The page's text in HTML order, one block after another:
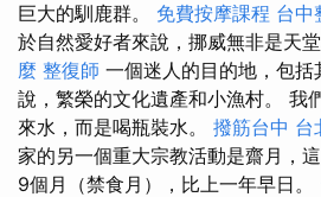
巨大的馴鹿群。 免費按摩課程 台中
於自然愛好者來說，挪威無非是天堂
麼 整復師 一個迷人的目的地，包
說，繁榮的文化遺產和小漁村。 我
來水，而是喝瓶裝水。 撥筋台中 台
家的另一個重大宗教活動是齋月，
9個月（禁食月），比上一年早日。